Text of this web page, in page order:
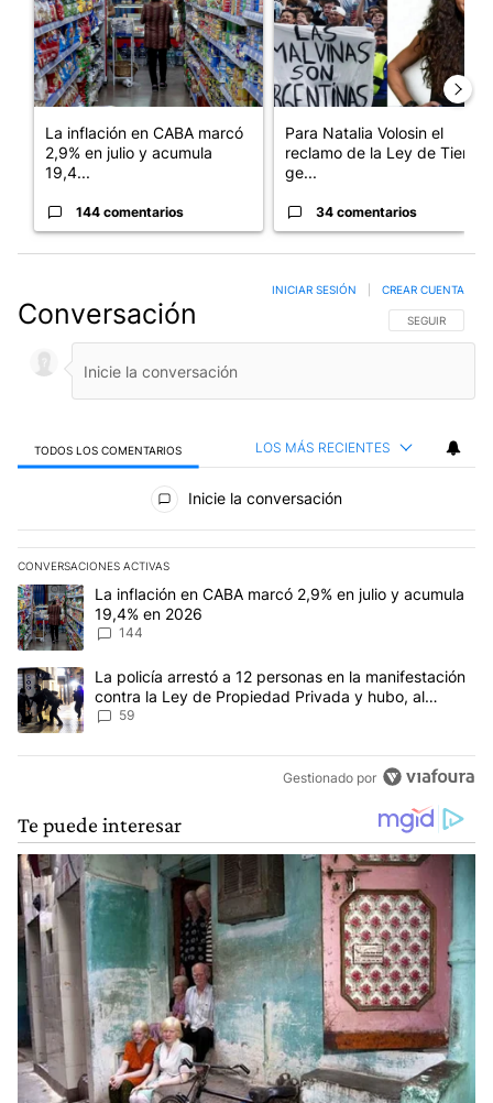
La inflación en CABA marcó
2,9% en julio y acumula
19,4...
144 comentarios
Para Natalia Volosin el
reclamo de la Ley de Tierras
ge...
34 comentarios
Conversación SIGA ESTA
SEGUIR
INICIAR SESIÓN CREAR CUENTA
TODOS LOS COMENTARIOS LOS MÁS RECIENTES
Todos los comentarios
Inicie la conversación
CONVERSACIONES ACTIVAS
Este listado muestra los artículos con más comentarios en los
Un artículo de tendencia con el título "La inflación en CABA
La inflación en CABA marcó 2,9% en julio y acumula
19,4% en 2026
144
Un artículo de tendencia con el título "La policía arrestó a 12
La policía arrestó a 12 personas en la manifestación
contra la Ley de Propiedad Privada y hubo, al
menos, 3 agentes heridos
59
Gestionado por